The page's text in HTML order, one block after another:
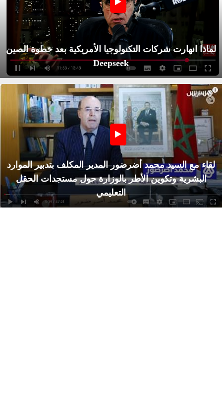
لماذا انهارت شركات التكنولوجيا الأمريكية بعد خطوة الصين
Deepseek
لقاء مع السيد محمد أضرضور المدير المكلف بتدبير الموارد
البشرية وتكوين الأطر بالوزارة حول مستجدات الحقل
التعليمي